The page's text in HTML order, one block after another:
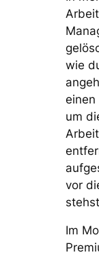
wie
einen
um
vor
Im